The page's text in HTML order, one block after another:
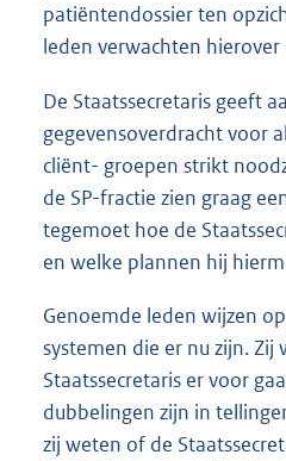
patiëntendossier ten
leden verwachten
De Staatssecretaris geeft
gegevensoverdracht voor
cliënt- groepen strikt
de SP-fractie zien graag
tegemoet hoe de
en welke plannen hij
Genoemde leden wijzen
systemen die er nu zijn.
Staatssecretaris er voor
dubbelingen zijn in
zij weten of de